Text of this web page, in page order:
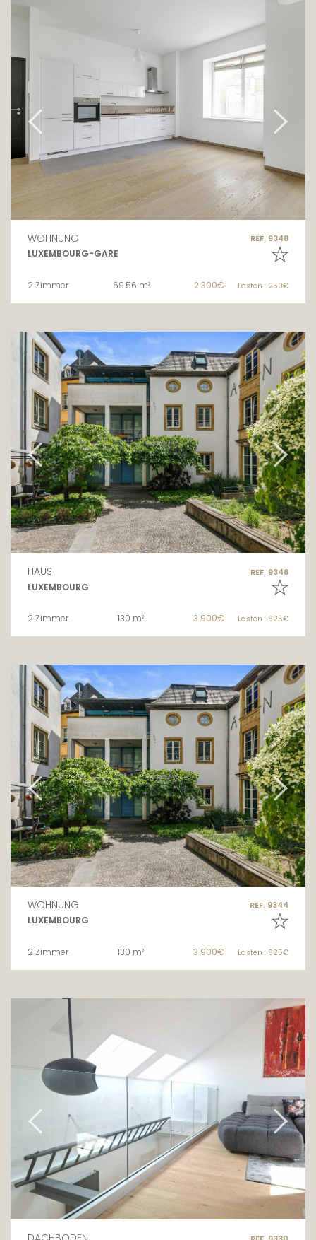
WOHNUNG REF. 9348
LUXEMBOURG-GARE
2 Zimmer 69.56 m² 2 300€ Lasten : 250€
HAUS REF. 9346
LUXEMBOURG
2 Zimmer 130 m² 3 900€ Lasten : 625€
WOHNUNG REF. 9344
LUXEMBOURG
2 Zimmer 130 m² 3 900€ Lasten : 625€